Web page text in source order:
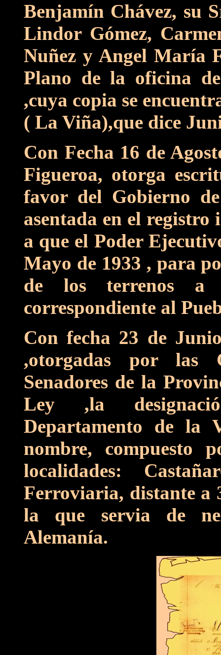
Benjamín Chávez, su
Lindor Gómez,
Nuñez y Angel María
Plano de la oficina
,cuya copia se
( La Viña),que dice
Con Fecha 16 de
Figueroa, otorga
favor del Gobierno
asentada en el
a que el Poder
Mayo de 1933 , para
de los terrenos a
correspondiente al
Con fecha 23 de
,otorgadas por las
Senadores de la
Ley ,la
Departamento de la
nombre, compuesto
localidades:
Ferroviaria, distante a
la que servia de
Alemanía.